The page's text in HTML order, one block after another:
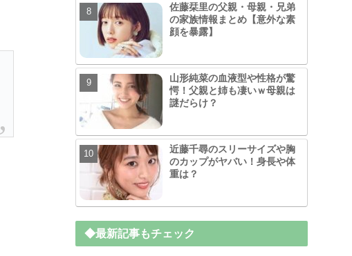
佐藤栞里の父親・母親・兄弟
の家族情報まとめ【意外な素
顔を暴露】
山形純菜の血液型や性格が驚
愕！父親と姉も凄いｗ母親は
謎だらけ？
近藤千尋のスリーサイズや胸
のカップがヤバい！身長や体
重は？
◆最新記事もチェック